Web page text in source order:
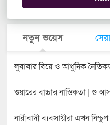
নতুন ভয়েস
লুবাবার বিয়ে ও আধুনিক
শুয়ারের বাচ্চার নাস্তিকতা | গু
নারীবাদী ব্যবসায়ীরা এখন